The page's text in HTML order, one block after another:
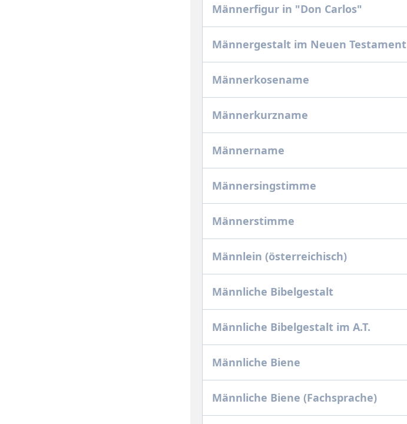
Männerfigur in "Don Carlos"
Männergestalt im Neuen Testament
Männerkosename
Männerkurzname
Männername
Männersingstimme
Männerstimme
Männlein (österreichisch)
Männliche Bibelgestalt
Männliche Bibelgestalt im A.T.
Männliche Biene
Männliche Biene (Fachsprache)